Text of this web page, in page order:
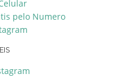
pelo Numero